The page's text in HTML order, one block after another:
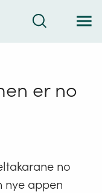
Søk
er no
no
nye appen